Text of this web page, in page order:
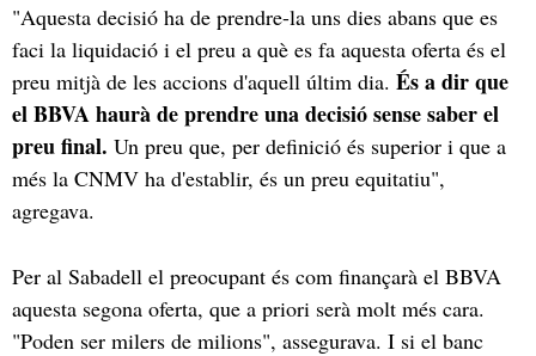
"Aquesta decisió ha de prendre-la uns dies abans que es
faci la liquidació i el preu a què es fa aquesta oferta és el
preu mitjà de les accions d'aquell últim dia. És a dir que
el BBVA haurà de prendre una decisió sense saber el
preu final. Un preu que, per definició és superior i que a
més la CNMV ha d'establir, és un preu equitatiu",
agregava.
Per al Sabadell el preocupant és com finançarà el BBVA
aquesta segona oferta, que a priori serà molt més cara.
"Poden ser milers de milions", assegurava. I si el banc